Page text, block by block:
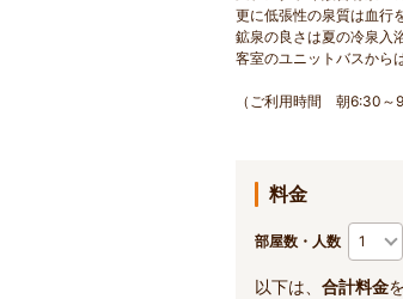
更に低張性の泉質は血行
鉱泉の良さは夏の冷泉入
客室のユニットバスから
（ご利用時間 朝6:30～
料金
部屋数・人数
以下は、 合計料金